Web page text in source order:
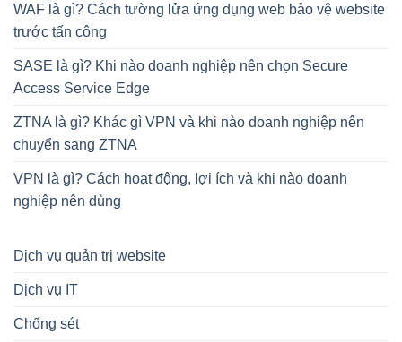
WAF là gì? Cách tường lửa ứng dụng web bảo vệ website
trước tấn công
SASE là gì? Khi nào doanh nghiệp nên chọn Secure
Access Service Edge
ZTNA là gì? Khác gì VPN và khi nào doanh nghiệp nên
chuyển sang ZTNA
VPN là gì? Cách hoạt động, lợi ích và khi nào doanh
nghiệp nên dùng
Dịch vụ quản trị website
Dịch vụ IT
Chống sét